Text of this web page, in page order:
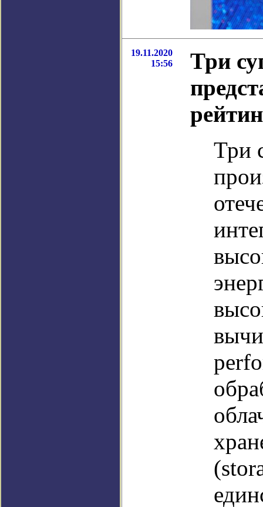
19.11.2020
15:56
Три
Три